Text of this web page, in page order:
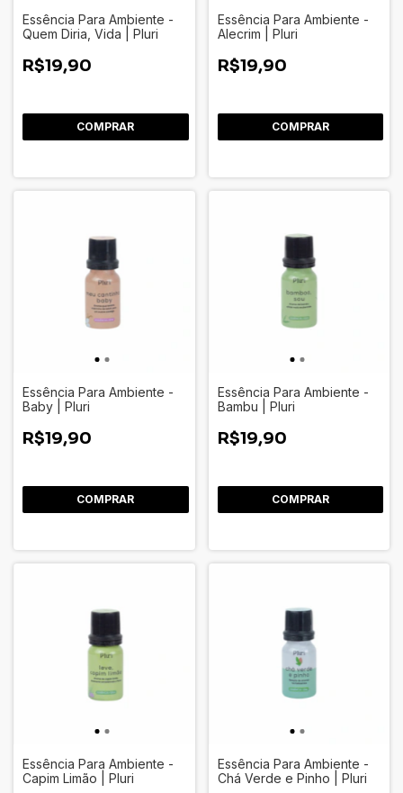
Essência Para Ambiente -
Quem Diria, Vida | Pluri
R$19,90
Essência Para Ambiente -
Alecrim | Pluri
R$19,90
Essência Para Ambiente -
Baby | Pluri
R$19,90
Essência Para Ambiente -
Bambu | Pluri
R$19,90
Essência Para Ambiente -
Capim Limão | Pluri
Essência Para Ambiente -
Chá Verde e Pinho | Pluri